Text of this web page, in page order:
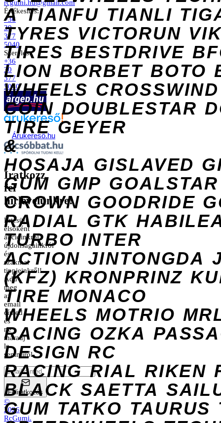
A TIANFU TIANLI
TYRES VICTORUN
TIRES BESTDRIVE
LION BORBET BOTO
WHEELS CROSSWIND
COIN DOUBLESTAR
TIRE GEYER
&
HOSAJA GISLAVED
GUM GMP GOALSTAR
CROWN GOODRIDE
RADIAL GTK
TURBO INTER
ACTION JINTONGDA
(KFZ) KRONPRINZ
TIRE MONACO
WHEELS MOTRIO
RACING OZKA
DESIGN RC
RACING RIAL RIKEN
BLACK SAETTA
GUM TATKO TAURUS
rcgumi.hu@gmail.com
Értékesítés:
+36
30
377
5040
Szerelés:
+36
30
377
5040
Árukereső.hu
Iratkozz
fel
hírlevelünkre!
Értesülj
elsőként
akcióinkról,
újdonságainkról
és
szakmai
tippjeinkről!
Add
meg
az
email
címed
és
ne
maradj
le
semmiről.
Feliratkozás
©
2026
RcGumi.